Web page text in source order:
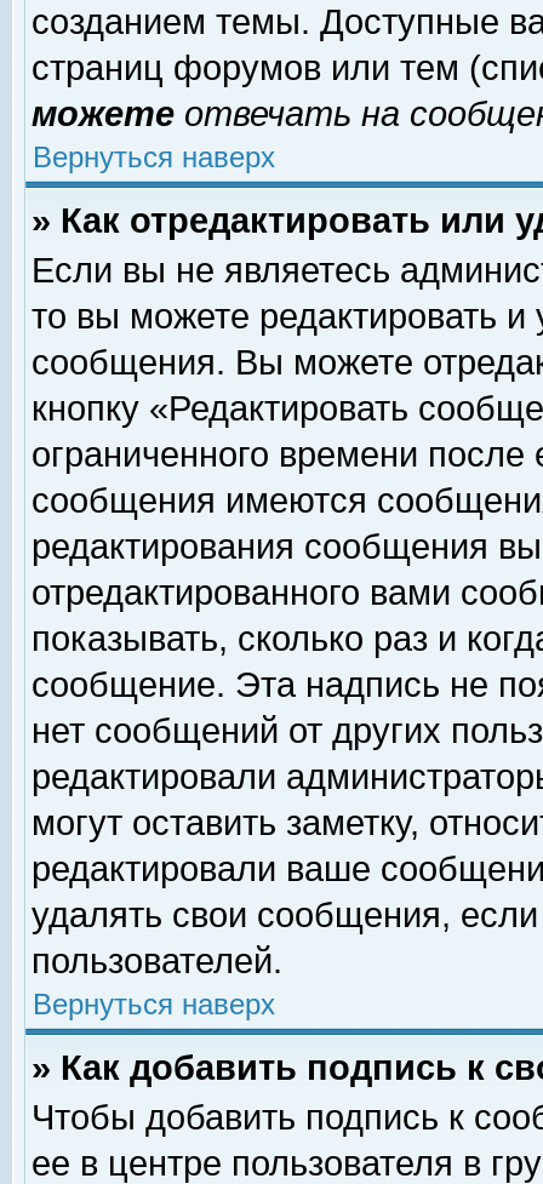
созданием темы. Доступные
страниц форумов или тем
можете отвечать на
Вернуться наверх
» Как отредактировать или
Если вы не являетесь
то вы можете редактировать и
сообщения. Вы можете
кнопку «Редактировать
ограниченного времени
сообщения имеются
редактирования сообщения
отредактированного вами
показывать, сколько раз и
сообщение. Эта надпись не
нет сообщений от других
редактировали
могут оставить заметку,
редактировали ваше
удалять свои сообщения,
пользователей.
Вернуться наверх
» Как добавить подпись к
Чтобы добавить подпись к
ее в центре пользователя в